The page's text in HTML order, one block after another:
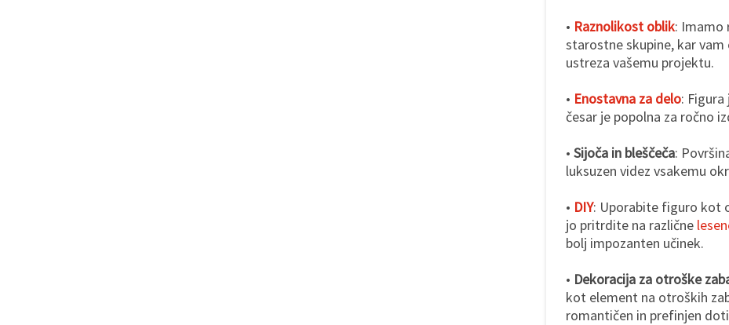
• Raznolikost oblik: Imamo
starostne skupine, kar
ustreza vašemu projektu.
• Enostavna za delo:
česar je popolna za ročno
• Sijoča in bleščeča:
luksuzen videz vsakemu
• DIY: Uporabite figuro kot
jo pritrdite na različne
bolj impozanten učinek.
• Dekoracija za otroške
kot element na otroških
romantičen in prefinjen